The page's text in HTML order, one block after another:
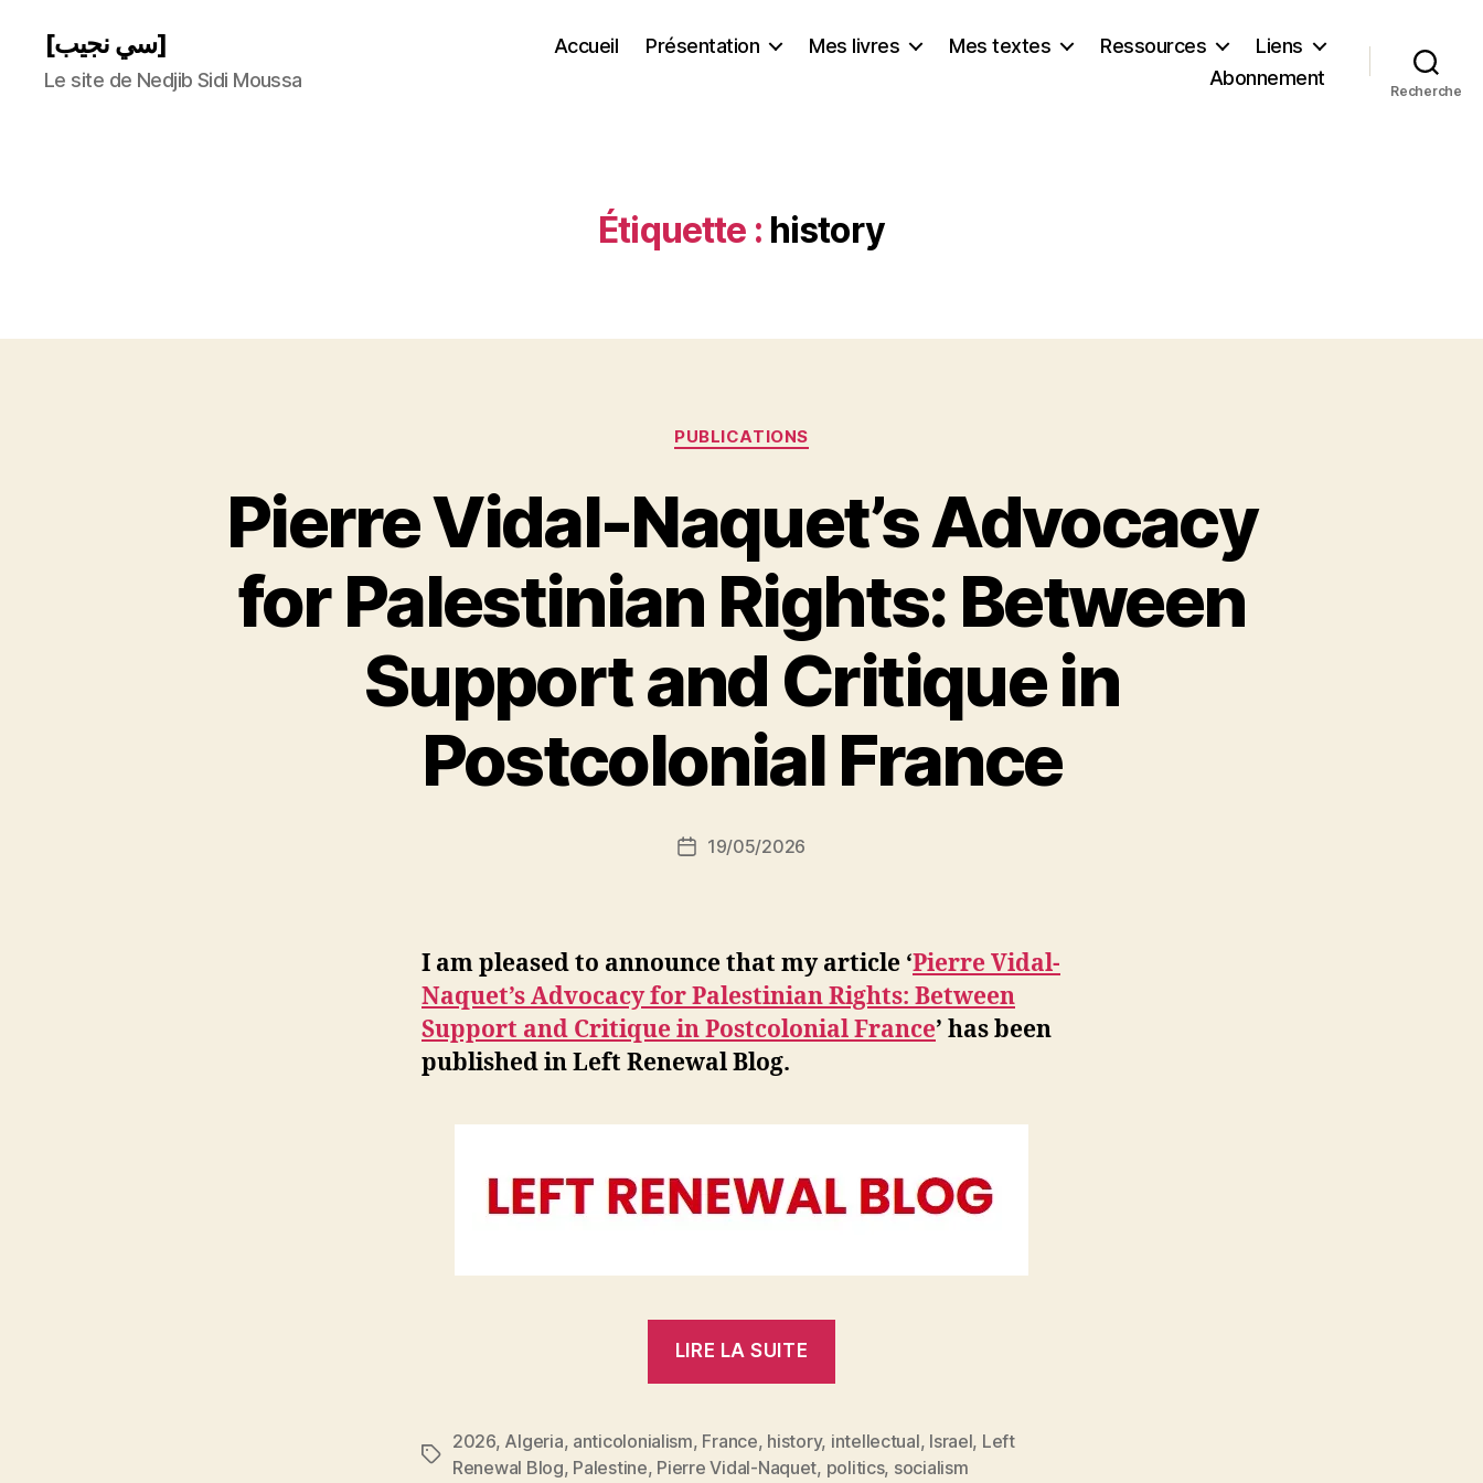
[سي نجيب]
Le site de Nedjib Sidi Moussa
Accueil Présentation Mes livres Mes textes Ressources
Liens
Abonnement
Recherche
Étiquette : history
Catégories
PUBLICATIONS
Pierre Vidal-Naquet’s Advocacy
for Palestinian Rights: Between
Support and Critique in
Postcolonial France
Auteur
r
N
b
Date19/05/2026
I am pleased to announce that my article ‘Pierre Vidal-
Naquet’s Advocacy for Palestinian Rights: Between
Support and Critique in Postcolonial France’ has been
published in Left Renewal Blog.
LIRE LA SUITE
Advocacy
for
Étiquettes
2026, Algeria, anticolonialism, France, history, intellectual, Israel, Left
Renewal Blog, Palestine, Pierre Vidal-Naquet, politics, socialism